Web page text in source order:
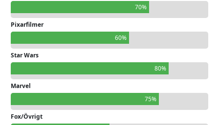
70%
Pixarfilmer
60%
Star Wars
80%
Marvel
75%
Fox/Övrigt